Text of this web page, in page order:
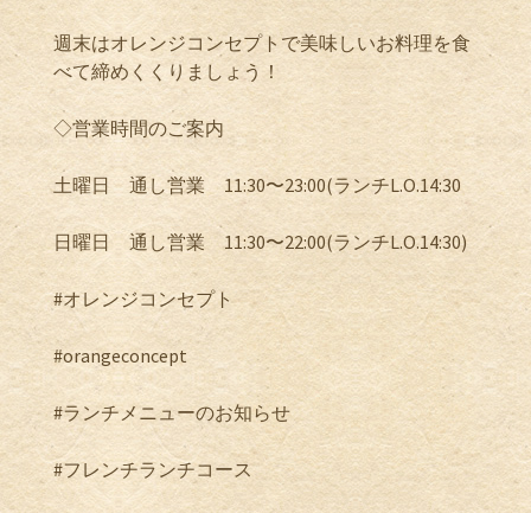
週末はオレンジコンセプトで美味しいお料理を食
べて締めくくりましょう！
◇営業時間のご案内
土曜日 通し営業 11:30〜23:00(ランチL.O.14:30
日曜日 通し営業 11:30〜22:00(ランチL.O.14:30)
#オレンジコンセプト
#orangeconcept
#ランチメニューのお知らせ
#フレンチランチコース